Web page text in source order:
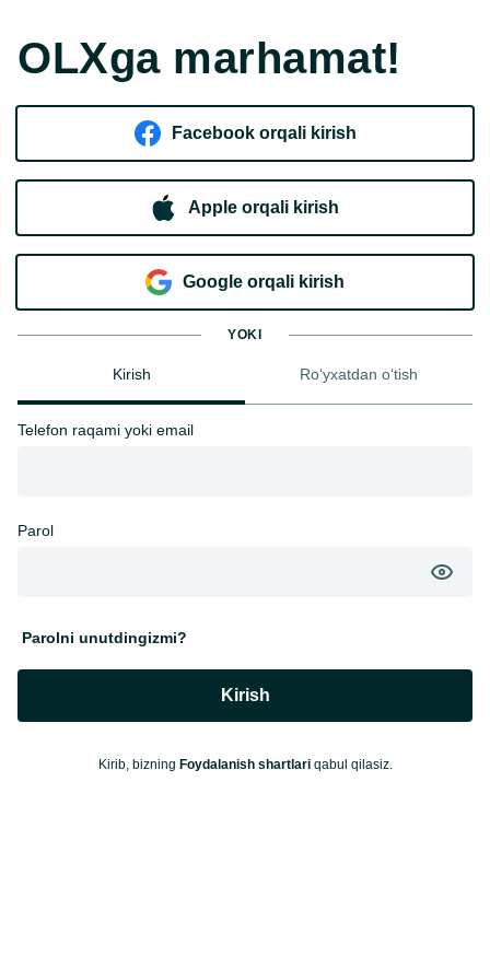
OLXga marhamat!
Facebook orqali kirish​
Apple orqali kirish
Goo​g​le orqali kirish
YOKI
Kirish Ro‘yxatdan o‘tish
Telefon raqami yoki email
Parol
Parolni unutdingizmi?
Kirish
Kirib, bizning Foydalanish shartlariqabul qilasiz.